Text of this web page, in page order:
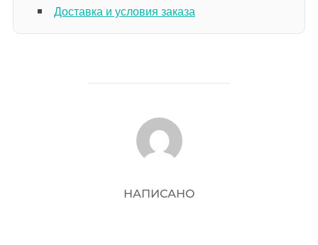
Доставка и условия заказа
АВТОР ЗАПИСИ
НАПИСАНО